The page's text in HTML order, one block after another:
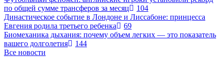
по общей сумме трансферов за месяц
104
Династическое событие в Лондоне и Лиссабоне: принцесса
Евгения родила третьего ребенка
69
Биомеханика дыхания: почему объем легких — это показатель
вашего долголетия
144
Все новости